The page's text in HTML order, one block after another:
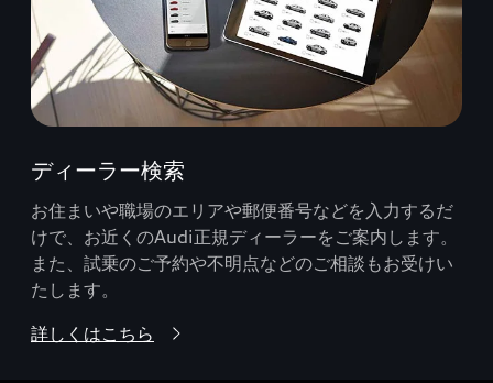
ディーラー検索
お住まいや職場のエリアや郵便番号などを入力するだ
けで、お近くのAudi正規ディーラーをご案内します。
また、試乗のご予約や不明点などのご相談もお受けい
たします。
詳しくはこちら